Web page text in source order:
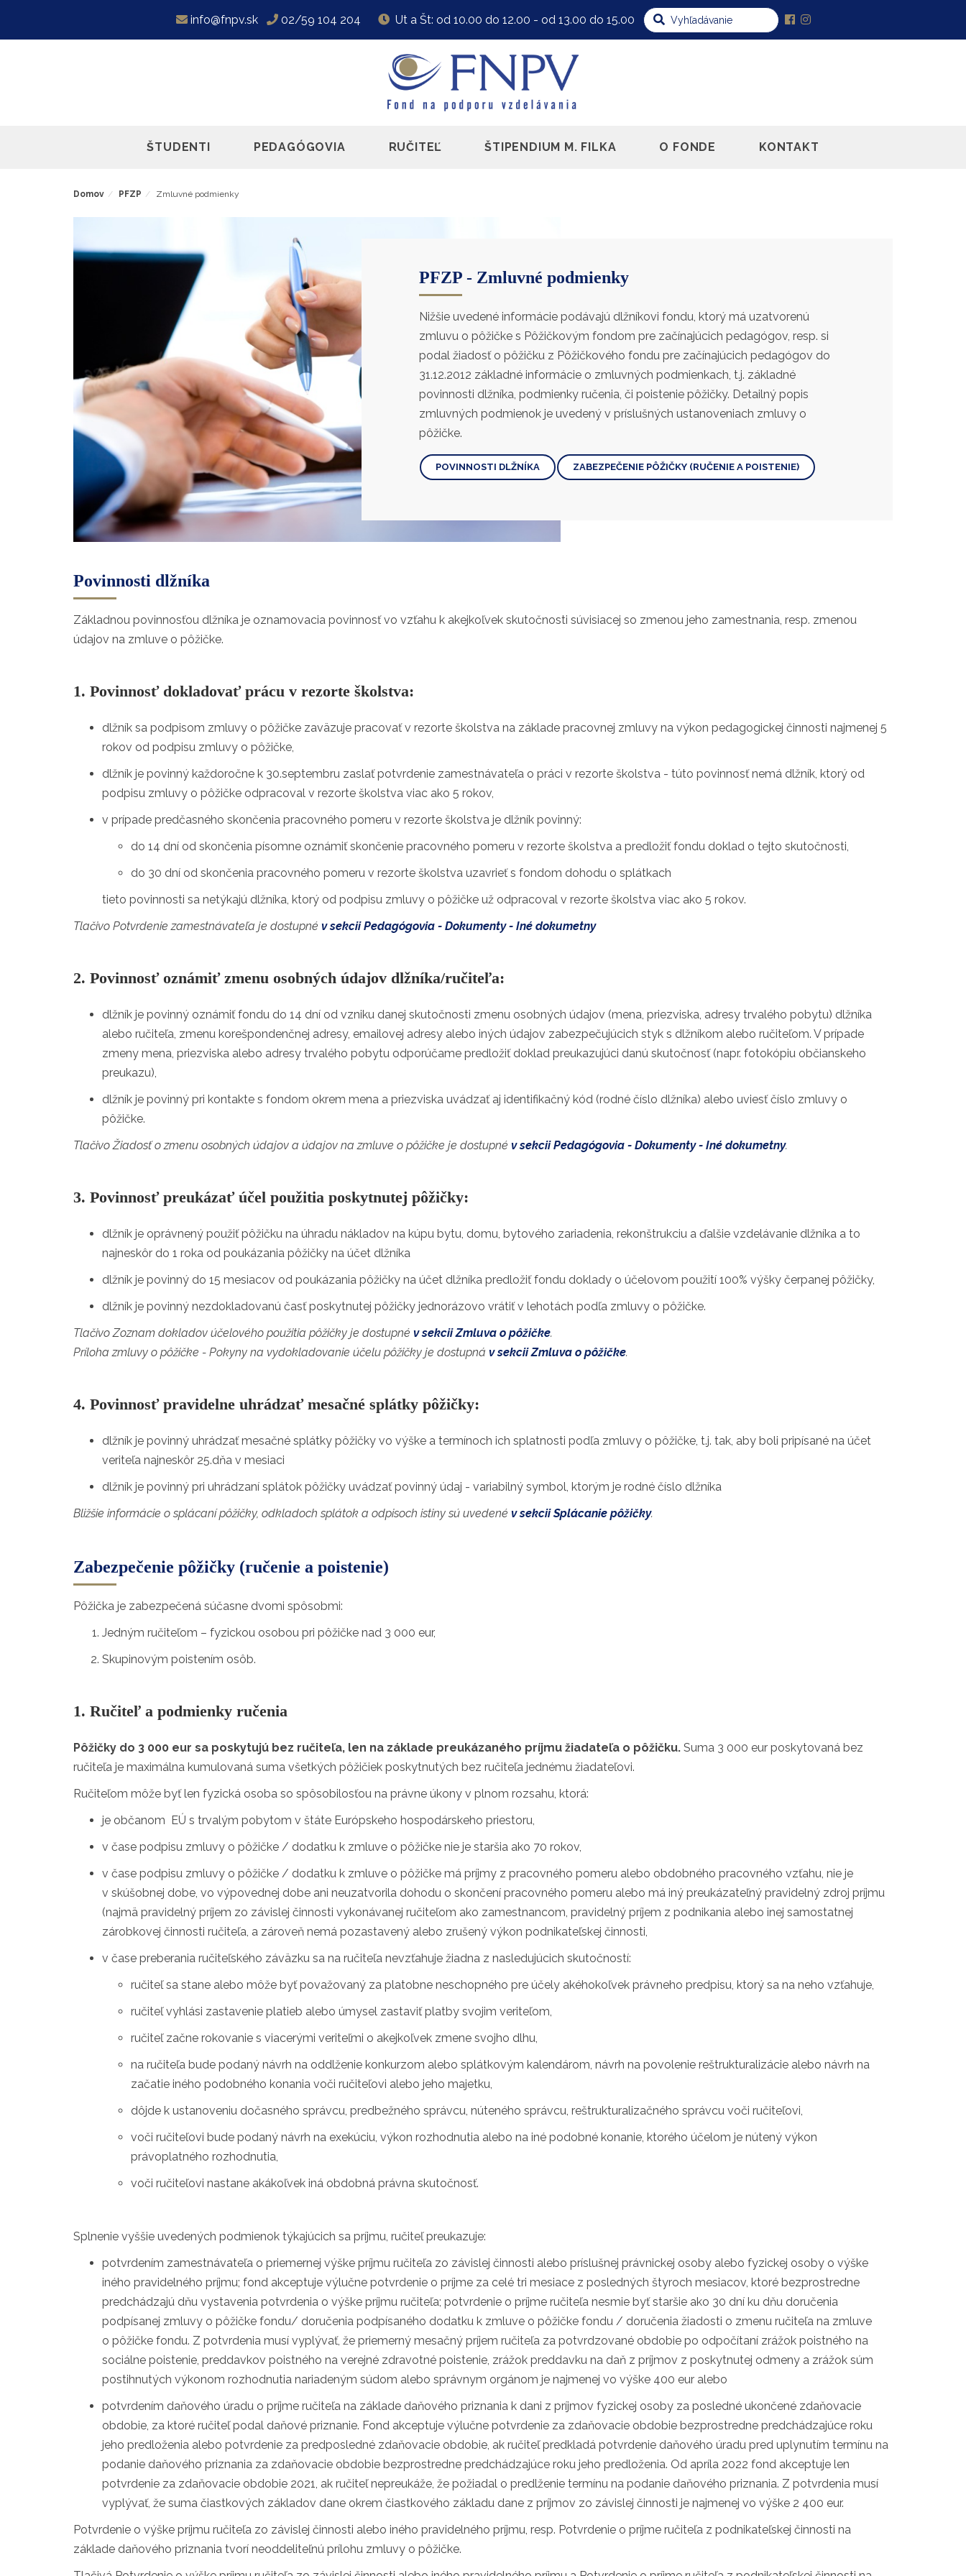
info@fnpv.sk 02/59 104 204 Ut a Št: od 10.00 do 12.00 - od 13.00 do 15.00
ŠTUDENTI PEDAGÓGOVIA RUČITEĽ ŠTIPENDIUM M. FILKA O FONDE KONTAKT
Domov PFZP Zmluvné podmienky
PFZP - Zmluvné podmienky
Nižšie uvedené informácie podávajú dlžníkovi fondu, ktorý má uzatvorenú
zmluvu o pôžičke s Pôžičkovým fondom pre začínajúcich pedagógov, resp. si
podal žiadosť o pôžičku z Pôžičkového fondu pre začínajúcich pedagógov do
31.12.2012 základné informácie o zmluvných podmienkach, t.j. základné
povinnosti dlžníka, podmienky ručenia, či poistenie pôžičky. Detailný popis
zmluvných podmienok je uvedený v príslušných ustanoveniach zmluvy o
pôžičke.
POVINNOSTI DLŽNÍKA ZABEZPEČENIE PÔŽIČKY (RUČENIE A POISTENIE)
Povinnosti dlžníka
Základnou povinnosťou dlžníka je oznamovacia povinnosť vo vzťahu k akejkoľvek skutočnosti súvisiacej so zmenou jeho zamestnania, resp. zmenou
údajov na zmluve o pôžičke.
1. Povinnosť dokladovať prácu v rezorte školstva:
dlžník sa podpisom zmluvy o pôžičke zaväzuje pracovať v rezorte školstva na základe pracovnej zmluvy na výkon pedagogickej činnosti najmenej 5
rokov od podpisu zmluvy o pôžičke,
dlžník je povinný každoročne k 30.septembru zaslať potvrdenie zamestnávateľa o práci v rezorte školstva - túto povinnosť nemá dlžník, ktorý od
podpisu zmluvy o pôžičke odpracoval v rezorte školstva viac ako 5 rokov,
v prípade predčasného skončenia pracovného pomeru v rezorte školstva je dlžník povinný:
do 14 dní od skončenia písomne oznámiť skončenie pracovného pomeru v rezorte školstva a predložiť fondu doklad o tejto skutočnosti,
do 30 dní od skončenia pracovného pomeru v rezorte školstva uzavrieť s fondom dohodu o splátkach
tieto povinnosti sa netýkajú dlžníka, ktorý od podpisu zmluvy o pôžičke už odpracoval v rezorte školstva viac ako 5 rokov.
Tlačivo Potvrdenie zamestnávateľa je dostupné v sekcii Pedagógovia - Dokumenty - Iné dokumetny
2. Povinnosť oznámiť zmenu osobných údajov dlžníka/ručiteľa:
dlžník je povinný oznámiť fondu do 14 dní od vzniku danej skutočnosti zmenu osobných údajov (mena, priezviska, adresy trvalého pobytu) dlžníka
alebo ručiteľa, zmenu korešpondenčnej adresy, emailovej adresy alebo iných údajov zabezpečujúcich styk s dlžníkom alebo ručiteľom. V prípade
zmeny mena, priezviska alebo adresy trvalého pobytu odporúčame predložiť doklad preukazujúci danú skutočnosť (napr. fotokópiu občianskeho
preukazu),
dlžník je povinný pri kontakte s fondom okrem mena a priezviska uvádzať aj identifikačný kód (rodné číslo dlžníka) alebo uviesť číslo zmluvy o
pôžičke.
Tlačivo Žiadosť o zmenu osobných údajov a údajov na zmluve o pôžičke je dostupné v sekcii Pedagógovia - Dokumenty - Iné dokumetny.
3. Povinnosť preukázať účel použitia poskytnutej pôžičky:
dlžník je oprávnený použiť pôžičku na úhradu nákladov na kúpu bytu, domu, bytového zariadenia, rekonštrukciu a ďalšie vzdelávanie dlžníka a to
najneskôr do 1 roka od poukázania pôžičky na účet dlžníka
dlžník je povinný do 15 mesiacov od poukázania pôžičky na účet dlžníka predložiť fondu doklady o účelovom použití 100% výšky čerpanej pôžičky,
dlžník je povinný nezdokladovanú časť poskytnutej pôžičky jednorázovo vrátiť v lehotách podľa zmluvy o pôžičke.
Tlačivo Zoznam dokladov účelového použitia pôžičky je dostupné v sekcii Zmluva o pôžičke.
Príloha zmluvy o pôžičke - Pokyny na vydokladovanie účelu pôžičky je dostupná v sekcii Zmluva o pôžičke.
4. Povinnosť pravidelne uhrádzať mesačné splátky pôžičky:
dlžník je povinný uhrádzať mesačné splátky pôžičky vo výške a termínoch ich splatnosti podľa zmluvy o pôžičke, t.j. tak, aby boli pripísané na účet
veriteľa najneskôr 25.dňa v mesiaci
dlžník je povinný pri uhrádzaní splátok pôžičky uvádzať povinný údaj - variabilný symbol, ktorým je rodné číslo dlžníka
Bližšie informácie o splácaní pôžičky, odkladoch splátok a odpisoch istiny sú uvedené v sekcii Splácanie pôžičky.
Zabezpečenie pôžičky (ručenie a poistenie)
Pôžička je zabezpečená súčasne dvomi spôsobmi:
Jedným ručiteľom – fyzickou osobou pri pôžičke nad 3 000 eur,
Skupinovým poistením osôb.
1. Ručiteľ a podmienky ručenia
Pôžičky do 3 000 eur sa poskytujú bez ručiteľa, len na základe preukázaného príjmu žiadateľa o pôžičku. Suma 3 000 eur poskytovaná bez
ručiteľa je maximálna kumulovaná suma všetkých pôžičiek poskytnutých bez ručiteľa jednému žiadateľovi.
Ručiteľom môže byť len fyzická osoba so spôsobilosťou na právne úkony v plnom rozsahu, ktorá:
je občanom EÚ s trvalým pobytom v štáte Európskeho hospodárskeho priestoru,
v čase podpisu zmluvy o pôžičke / dodatku k zmluve o pôžičke nie je staršia ako 70 rokov,
v čase podpisu zmluvy o pôžičke / dodatku k zmluve o pôžičke má príjmy z pracovného pomeru alebo obdobného pracovného vzťahu, nie je
v skúšobnej dobe, vo výpovednej dobe ani neuzatvorila dohodu o skončení pracovného pomeru alebo má iný preukázateľný pravidelný zdroj príjmu
(najmä pravidelný príjem zo závislej činnosti vykonávanej ručiteľom ako zamestnancom, pravidelný príjem z podnikania alebo inej samostatnej
zárobkovej činnosti ručiteľa, a zároveň nemá pozastavený alebo zrušený výkon podnikateľskej činnosti,
v čase preberania ručiteľského záväzku sa na ručiteľa nevzťahuje žiadna z nasledujúcich skutočností:
ručiteľ sa stane alebo môže byť považovaný za platobne neschopného pre účely akéhokoľvek právneho predpisu, ktorý sa na neho vzťahuje,
ručiteľ vyhlási zastavenie platieb alebo úmysel zastaviť platby svojim veriteľom,
ručiteľ začne rokovanie s viacerými veriteľmi o akejkoľvek zmene svojho dlhu,
na ručiteľa bude podaný návrh na oddlženie konkurzom alebo splátkovým kalendárom, návrh na povolenie reštrukturalizácie alebo návrh na
začatie iného podobného konania voči ručiteľovi alebo jeho majetku,
dôjde k ustanoveniu dočasného správcu, predbežného správcu, núteného správcu, reštrukturalizačného správcu voči ručiteľovi,
voči ručiteľovi bude podaný návrh na exekúciu, výkon rozhodnutia alebo na iné podobné konanie, ktorého účelom je nútený výkon
právoplatného rozhodnutia,
voči ručiteľovi nastane akákoľvek iná obdobná právna skutočnosť.
Splnenie vyššie uvedených podmienok týkajúcich sa príjmu, ručiteľ preukazuje:
potvrdením zamestnávateľa o priemernej výške príjmu ručiteľa zo závislej činnosti alebo príslušnej právnickej osoby alebo fyzickej osoby o výške
iného pravidelného príjmu; fond akceptuje výlučne potvrdenie o príjme za celé tri mesiace z posledných štyroch mesiacov, ktoré bezprostredne
predchádzajú dňu vystavenia potvrdenia o výške príjmu ručiteľa; potvrdenie o príjme ručiteľa nesmie byť staršie ako 30 dní ku dňu doručenia
podpísanej zmluvy o pôžičke fondu/ doručenia podpísaného dodatku k zmluve o pôžičke fondu / doručenia žiadosti o zmenu ručiteľa na zmluve
o pôžičke fondu. Z potvrdenia musí vyplývať, že priemerný mesačný príjem ručiteľa za potvrdzované obdobie po odpočítaní zrážok poistného na
sociálne poistenie, preddavkov poistného na verejné zdravotné poistenie, zrážok preddavku na daň z príjmov z poskytnutej odmeny a zrážok súm
postihnutých výkonom rozhodnutia nariadeným súdom alebo správnym orgánom je najmenej vo výške 400 eur alebo
potvrdením daňového úradu o príjme ručiteľa na základe daňového priznania k dani z príjmov fyzickej osoby za posledné ukončené zdaňovacie
obdobie, za ktoré ručiteľ podal daňové priznanie. Fond akceptuje výlučne potvrdenie za zdaňovacie obdobie bezprostredne predchádzajúce roku
jeho predloženia alebo potvrdenie za predposledné zdaňovacie obdobie, ak ručiteľ predkladá potvrdenie daňového úradu pred uplynutím termínu na
podanie daňového priznania za zdaňovacie obdobie bezprostredne predchádzajúce roku jeho predloženia. Od apríla 2022 fond akceptuje len
potvrdenie za zdaňovacie obdobie 2021, ak ručiteľ nepreukáže, že požiadal o predlženie termínu na podanie daňového priznania. Z potvrdenia musí
vyplývať, že suma čiastkových základov dane okrem čiastkového základu dane z príjmov zo závislej činnosti je najmenej vo výške 2 400 eur.
Potvrdenie o výške príjmu ručiteľa zo závislej činnosti alebo iného pravidelného príjmu, resp. Potvrdenie o príjme ručiteľa z podnikateľskej činnosti na
základe daňového priznania tvorí neoddeliteľnú prílohu zmluvy o pôžičke.